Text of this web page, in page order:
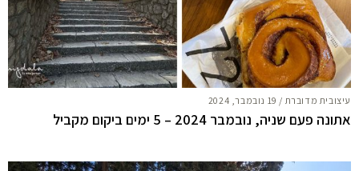
עיצובית מדוברת / 19 נובמבר, 2024
אתונה פעם שניה, נובמבר 2024 – 5 ימים ביקום מקביל